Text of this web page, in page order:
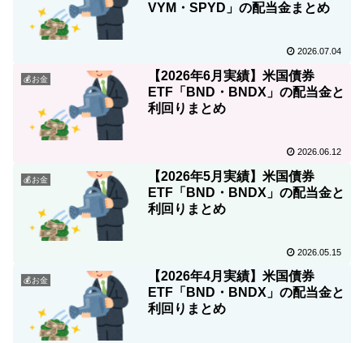
VYM・SPYD」の配当金まとめ
2026.07.04
💰お金
【2026年6月実績】米国債券
ETF「BND・BNDX」の配当金と
利回りまとめ
2026.06.12
💰お金
【2026年5月実績】米国債券
ETF「BND・BNDX」の配当金と
利回りまとめ
2026.05.15
💰お金
【2026年4月実績】米国債券
ETF「BND・BNDX」の配当金と
利回りまとめ